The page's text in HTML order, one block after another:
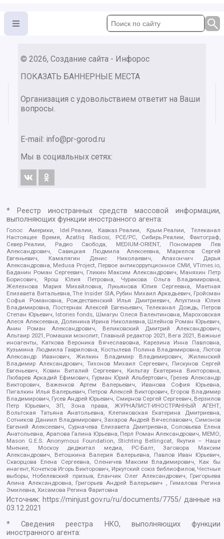
© 2026, Создание сайта - Инфорос
ПОКАЗАТЬ БАННЕРНЫЕ МЕСТА
Организация с удовольствием ответит на Ваши
вопросы.
E-mail: info@pr-gorod.ru
Мы в социальных сетях:
* Реестр иностранных средств массовой информации,
выполняющих функции иностранного агента:
Голос Америки, Idel.Реалии, Кавказ.Реалии, Крым.Реалии, Телеканал
Настоящее Время, Azatliq Radiosi, PCE/PC, Сибирь.Реалии, Фактограф,
Север.Реалии, Радио Свобода, MEDIUM-ORIENT, Пономарев Лев
Александрович, Савицкая Людмила Алексеевна, Маркелов Сергей
Евгеньевич, Камалягин Денис Николаевич, Апахончич Дарья
Александровна, Medusa Project, Первое антикоррупционное СМИ, VTimes.io,
Баданин Роман Сергеевич, Гликин Максим Александрович, Маняхин Петр
Борисович, Ярош Юлия Петровна, Чуракова Ольга Владимировна,
Железнова Мария Михайловна, Лукьянова Юлия Сергеевна, Маетная
Елизавета Витальевна, The Insider SIA, Рубин Михаил Аркадьевич, Гройсман
Софья Романовна, Рождественский Илья Дмитриевич, Апухтина Юлия
Владимировна, Постернак Алексей Евгеньевич, Телеканал Дождь, Петров
Степан Юрьевич, Istories fonds, Шмагун Олеся Валентиновна, Мароховская
Алеся Алексеевна, Долинина Ирина Николаевна, Шлейнов Роман Юрьевич,
Анин Роман Александрович, Великовский Дмитрий Александрович,
Альтаир 2021, Ромашки монолит, Главный редактор 2021, Вега 2021, Важные
иноагенты, Каткова Вероника Вячеславовна, Карезина Инна Павловна,
Кузьмина Людмила Гавриловна, Костылева Полина Владимировна, Лютов
Александр Иванович, Жилкин Владимир Владимирович, Жилинский
Владимир Александрович, Тихонов Михаил Сергеевич, Пискунов Сергей
Евгеньевич, Ковин Виталий Сергеевич, Кильтау Екатерина Викторовна,
Любарев Аркадий Ефимович, Гурман Юрий Альбертович, Грезев Александр
Викторович, Важенков Артем Валерьевич, Иванова София Юрьевна,
Пигалкин Илья Валерьевич, Петров Алексей Викторович, Егоров Владимир
Владимирович, Гусев Андрей Юрьевич, Смирнов Сергей Сергеевич, Верзилов
Петр Юрьевич, ЗП, Зона права, ЖУРНАЛИСТ-ИНОСТРАННЫЙ АГЕНТ,
Вольтская Татьяна Анатольевна, Клепиковская Екатерина Дмитриевна,
Сотников Даниил Владимирович, Захаров Андрей Вячеславович, Симонов
Евгений Алексеевич, Сурначева Елизавета Дмитриевна, Соловьева Елена
Анатольевна, Арапова Галина Юрьевна, Перл Роман Александрович, МЕМО,
Mason G.E.S. Anonymous Foundation, Stichting Bellingcat, Якутия – Наше
Мнение, Москоу диджитал медиа, РС-Балт, Заговора Максим
Александрович, Ветошкина Валерия Валерьевна, Павлов Иван Юрьевич,
Скворцова Елена Сергеевна, Оленичев Максим Владимирович, Как бы
инагент, Кочетков Игорь Викторович, Иркутский союз библиофилов, Честные
выборы, Нобелевский призыв, Еланчик Олег Александрович, Григорьева
Алина Александровна, Григорьев Андрей Валерьевич , Гималова Регина
Эмилевна, Хисамова Регина Фаритовна
Источник: https://minjust.gov.ru/ru/documents/7755/ данные на
03.12.2021
* Сведения реестра НКО, выполняющих функции
иностранного агента: